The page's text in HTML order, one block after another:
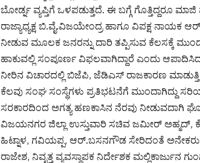
ಬೋರ್ಡ್ನ ವ್ಯಪ್ತಿಗೆ ಒಳಪಡುತ್ತದೆ. ಈ ಬಗ್ಗೆ ಗೊತ್ತಿದ್ದರೂ
ರಾಜ್ಯಾಧ್ಯಕ್ಷ ಬಿ.ವೈ.ವಿಜಯೇಂದ್ರ ಹಾಗೂ ವಿಪಕ್ಷ
ನೀಡುವ ಮೂಲಕ ಜನರನ್ನು ದಾರಿ ತಪ್ಪಿಸುವ ಕೆಲಸಕ್ಕೆ
ಹಾಕುವಲ್ಲಿ ಸಂಪೂರ್ಣ ವಿಫಲವಾಗಿದ್ದಾರೆ ಎಂದು
ನೀರಿನ ವಿಚಾರದಲ್ಲಿ ಬಿಜೆಪಿ, ಜೆಡಿಎಸ್ ರಾಜಕಾರಣ
ಕೆಲವು ಸಂಘ ಸಂಸ್ಥೆಗಳು ಪ್ರತಿಭಟನೆಗೆ ಮುಂದಾಗಿದ್ದು
ಸರಕಾರದಿಂದ ಅಗತ್ಯ ಹಣಕಾಸಿನ ನೆರವು ನೀಡುವದಾಗಿ
ವಿಜಯನಗರ ಜಿಲ್ಲಾ ಉಸ್ತುವಾರಿ ಸಚಿವ ಜಮೀರ್ ಅಹ್ಮದ್,
ಹಿಟ್ನಾಳ, ಗವಿಯಪ್ಪ, ಆರ್.ಬಸನಗೌಡ ಸೇರಿದಂತೆ ಅನೇಕರು
ರಾಜೇಶ, ನಿವೃತ್ತ ವ್ಯವಸ್ಥಾಪಕ ನಿರ್ದೇಶಕ